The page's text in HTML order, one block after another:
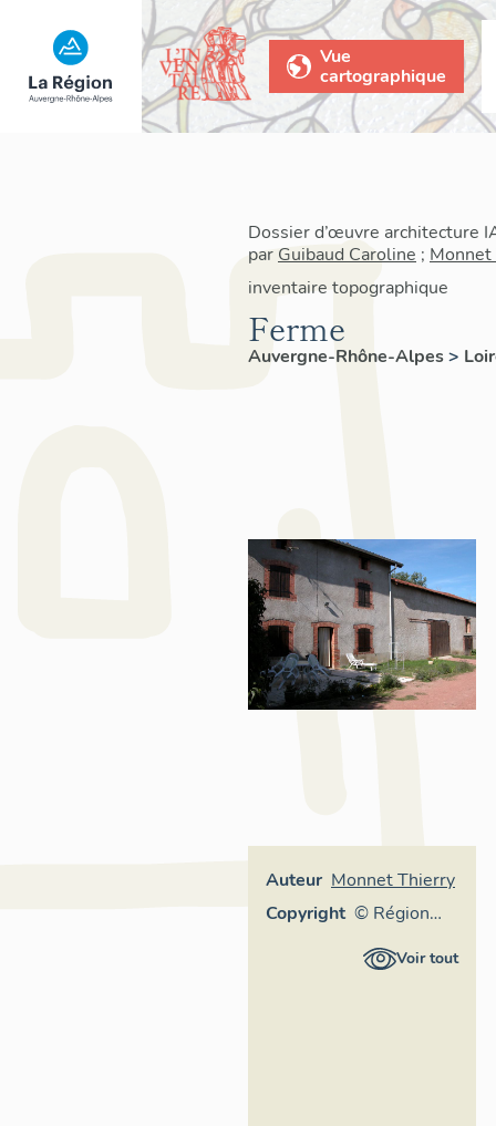
Vue
cartographique
Dossier d’œuvre architecture
par Guibaud Caroline ;
inventaire topographique
Ferme
Auvergne-Rhône-Alpes>
Auteur Monnet Thierry
Copyright © Région
Rhône-Voir tout